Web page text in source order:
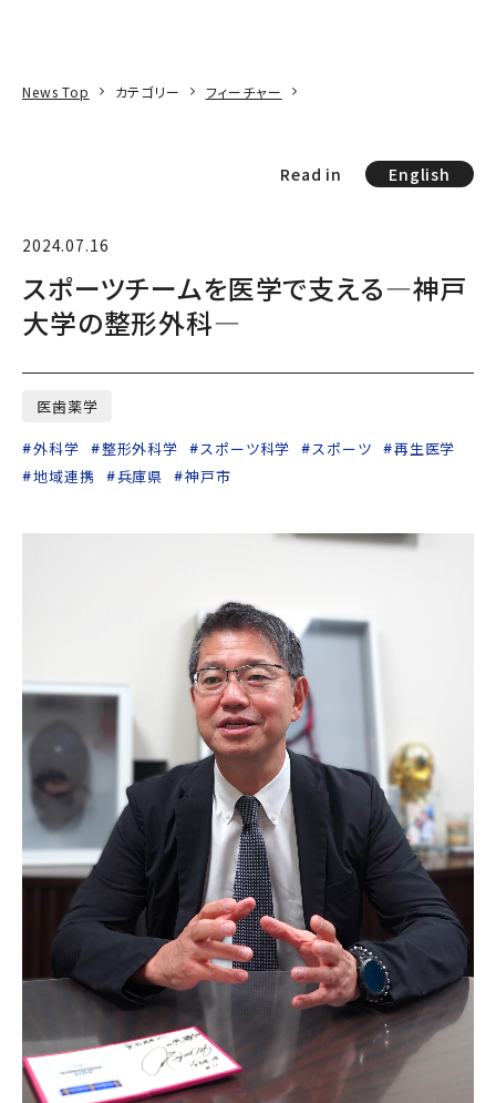
News Top カテゴリー フィーチャー
Read in English
2024.07.16
スポーツチームを医学で支える―神戸
大学の整形外科―
医歯薬学
外科学
整形外科学 スポーツ科学 スポーツ
再生医学
地域連携
兵庫県 神戸市